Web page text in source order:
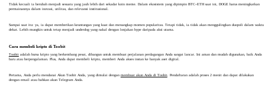
Tidak kecuali ia berubah menjadi sesuatu yang jauh lebih dari sekadar koin meme. Dalam ekosistem yang dipimpin BTC–ETH saat ini, DOGE harus meningkatkan
permainannya dalam inovasi, utilitas, dan relevansi institusional.
Sampai saat itu: ya, ia dapat memberikan keuntungan yang kuat dan menangkap momen popularitas. Tetapi tidak, ia tidak akan menggulingkan duopoli dalam waktu
dekat. Lebih mungkin untuk tetap menjadi underdog yang nakal dengan lonjakan hype daripada aksi utama.
Cara membeli kripto di Toobit
Toobitadalah bursa kripto yang berkembang pesat, dibangun untuk membuat perjalanan perdagangan Anda sangat lancar. Ini aman dan mudah digunakan, baik Anda
baru atau berpengalaman. Plus, Anda dapat membeli kripto, memberi Anda akses instan ke banyak aset digital.
Pertama, Anda perlu mendanai Akun Toobit Anda, yang dimulai dengan membuat akun Anda di Toobit. Pendaftaran adalah proses 2 menit dan dapat dilakukan
dengan email atau bahkan akun Telegram Anda.